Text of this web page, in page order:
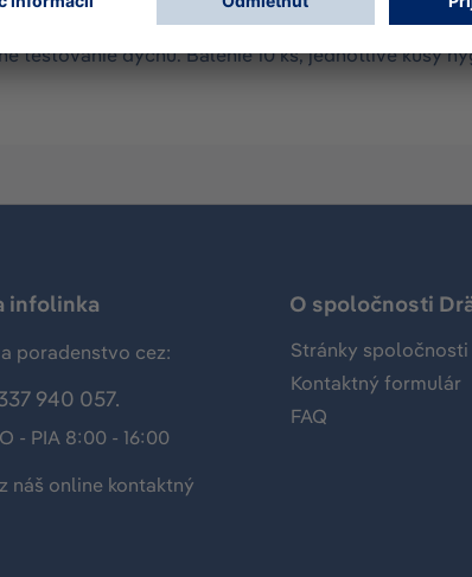
testovanie dychu. Balenie 10 ks, jednotlivé kusy
infolinka
poradenstvo cez:
940 057.
- PIA 8:00 - 16:00
náš online kontaktný
O spoločnosti
Stránky
Kontaktný formulár
FAQ